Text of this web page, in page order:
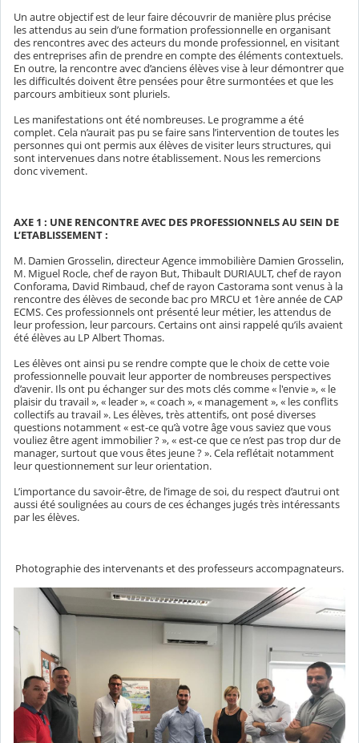
Un autre objectif est de leur faire découvrir de manière plus précise
les attendus au sein d’une formation professionnelle en organisant
des rencontres avec des acteurs du monde professionnel, en visitant
des entreprises afin de prendre en compte des éléments contextuels.
En outre, la rencontre avec d’anciens élèves vise à leur démontrer que
les difficultés doivent être pensées pour être surmontées et que les
parcours ambitieux sont pluriels.
Les manifestations ont été nombreuses. Le programme a été
complet. Cela n’aurait pas pu se faire sans l’intervention de toutes les
personnes qui ont permis aux élèves de visiter leurs structures, qui
sont intervenues dans notre établissement. Nous les remercions
donc vivement.
AXE 1 : UNE RENCONTRE AVEC DES PROFESSIONNELS AU SEIN DE
L’ETABLISSEMENT :
M. Damien Grosselin, directeur Agence immobilière Damien Grosselin,
M. Miguel Rocle, chef de rayon But, Thibault DURIAULT, chef de rayon
Conforama, David Rimbaud, chef de rayon Castorama sont venus à la
rencontre des élèves de seconde bac pro MRCU et 1ère année de CAP
ECMS. Ces professionnels ont présenté leur métier, les attendus de
leur profession, leur parcours. Certains ont ainsi rappelé qu’ils avaient
été élèves au LP Albert Thomas.
Les élèves ont ainsi pu se rendre compte que le choix de cette voie
professionnelle pouvait leur apporter de nombreuses perspectives
d’avenir. Ils ont pu échanger sur des mots clés comme « l'envie », « le
plaisir du travail », « leader », « coach », « management », « les conflits
collectifs au travail ». Les élèves, très attentifs, ont posé diverses
questions notamment « est-ce qu’à votre âge vous saviez que vous
vouliez être agent immobilier ? », « est-ce que ce n’est pas trop dur de
manager, surtout que vous êtes jeune ? ». Cela reflétait notamment
leur questionnement sur leur orientation.
L’importance du savoir-être, de l’image de soi, du respect d’autrui ont
aussi été soulignées au cours de ces échanges jugés très intéressants
par les élèves.
Photographie des intervenants et des professeurs accompagnateurs.